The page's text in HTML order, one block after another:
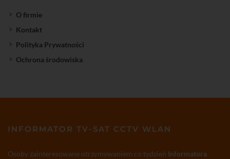
O firmie
Kontakt
Polityka Prywatności
Ochrona środowiska
INFORMATOR TV-SAT CCTV WLAN
Osoby zainteresowane otrzymywaniem co tydzień Informatora